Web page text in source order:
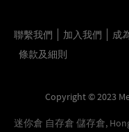
聯繫我們 加入我們 成
條款及細則
Copyright © 2023
迷你倉 自存倉 儲存倉,